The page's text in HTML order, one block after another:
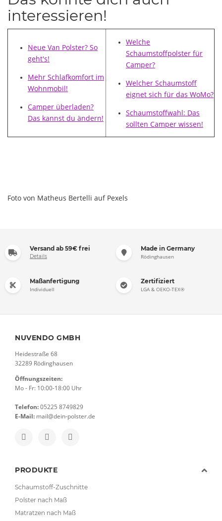
interessieren!
Neue Van Polster? So
geht's!
Mehr Schlafkomfort im
Wohnmobil!
Camper überladen?
Das kannst du ändern!
Welche
Schaumstoffpolster für
Camper?
Welcher Schaumstoff
eignet sich für das WoMo?
Schaumstoffwahl: Das
sollten Camper wissen!
Foto von Matheus Bertelli auf Pexels
Versand ab 59€ frei
Details
Made in Germany
Rödinghausen
Maßanfertigung
Individuell
Zertifiziert
LGA & OEKO-TEX®
NUVENDO GMBH
Heidestraße 68
32289 Rödinghausen
Öffnungszeiten:
Mo - Fr: 10:00-18:00 Uhr
Telefon:05225 8749829
E-Mail: mail@dein-polster.de
PRODUKTE
Schaumstoff-Zuschnitte
Polster nach Maß
Matratzen nach Maß